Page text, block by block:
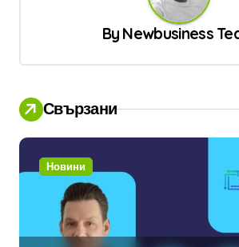
By Newbusiness
Свързани
Новини